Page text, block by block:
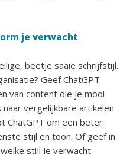
je verwacht
beetje saaie schrijfstijl.
Geef ChatGPT
van content die je mooi
vergelijkbare artikelen
ChatGPT om een beter
stijl en toon. Of geef in
stijl je verwacht.